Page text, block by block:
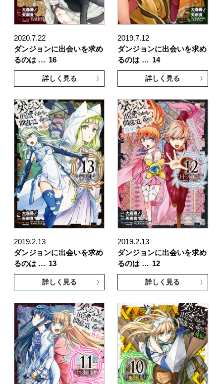
2020.7.22
ダンジョンに出会いを求め
るのは … 16
詳しく見る
2019.7.12
ダンジョンに出会いを求め
るのは … 14
詳しく見る
2019.2.13
ダンジョンに出会いを求め
るのは … 13
詳しく見る
2019.2.13
ダンジョンに出会いを求め
るのは … 12
詳しく見る